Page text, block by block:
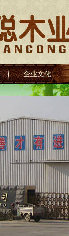
企业文化